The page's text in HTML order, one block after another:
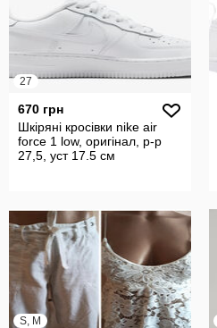
27
670 грн
Шкіряні кросівки nike air
force 1 low, оригінал, р-р
27,5, уст 17.5 см
S, M